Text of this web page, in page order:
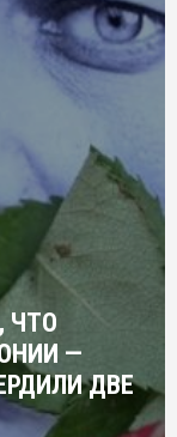
ЧТО
—
ДВЕ